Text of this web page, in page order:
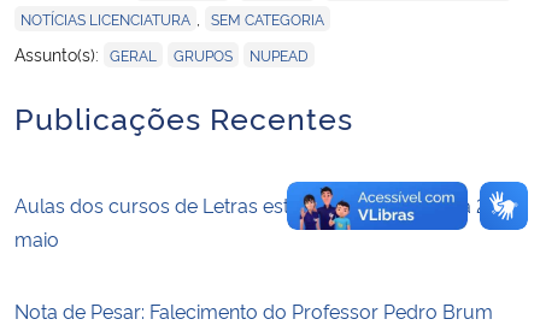
Banco Central do Brasil
NOTÍCIAS LICENCIATURA SEM CATEGORIA
Assunto(s): GERAL GRUPOS NUPEAD
Publicações Recentes
Aulas dos cursos de Letras estão suspensas no dia 25 de
maio
Nota de Pesar: Falecimento do Professor Pedro Brum